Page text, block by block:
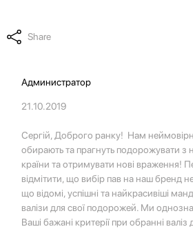
Share
Администратор
21.10.2019
Сергій, Доброго ранку! Нам
обирають та прагнуть подорожувати з
країни та отримувати нові враження!
відмітити, що вибір пав на наш бренд
що відомі, успішні та найкрасивіші
валізи для свої подорожей. Ми
Ваші бажані критерії при обранні